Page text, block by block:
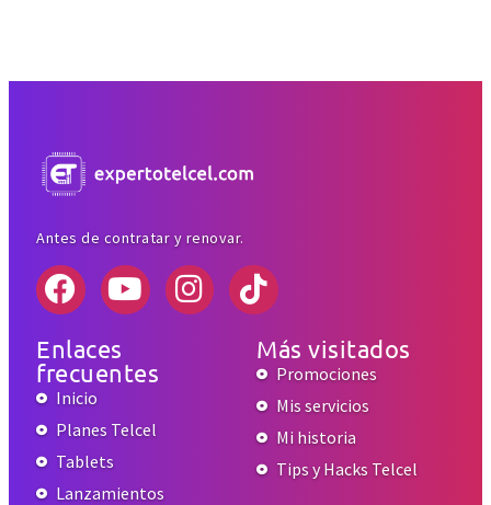
Antes de contratar y renovar.
Enlaces
frecuentes
Inicio
Planes Telcel
Tablets
Lanzamientos
Más visitados
Promociones
Mis servicios
Mi historia
Tips y Hacks Telcel